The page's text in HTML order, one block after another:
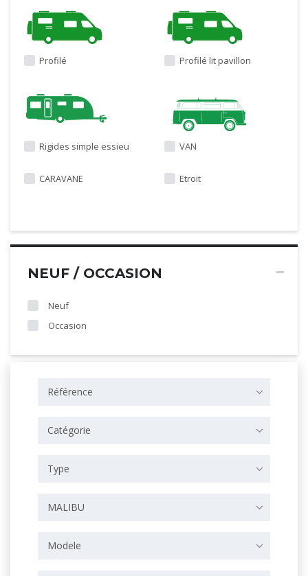
Profilé Profilé lit pavillon
Rigides simple essieu VAN
CARAVANE Etroit
NEUF / OCCASION
Neuf
Occasion
Référence
Catégorie
Type
MALIBU
Modele